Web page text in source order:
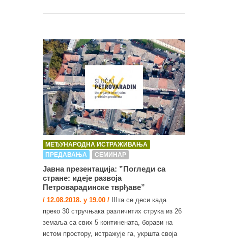
МЕЂУНАРОДНА ИСТРАЖИВАЊА
ПРЕДАВАЊА
СЕМИНАР
Јавна презентација: ”Погледи са
стране: идеје развоја
Петроварадинске тврђаве”
/ 12.08.2018. у 19.00 / Шта се деси када
преко 30 стручњака различитих струка из 26
земаља са свих 5 континената, борави на
истом простору, истражује га, укршта своја